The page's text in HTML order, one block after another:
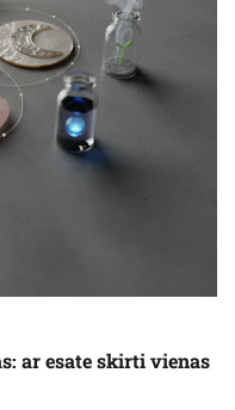
ar esate skirti vienas